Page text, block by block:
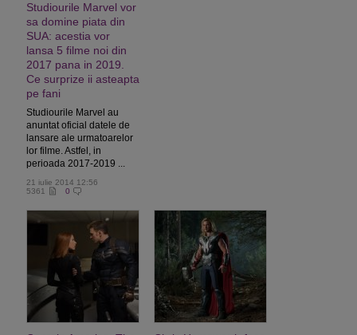
Studiourile Marvel vor
sa domine piata din
SUA: acestia vor
lansa 5 filme noi din
2017 pana in 2019.
Ce surprize ii asteapta
pe fani
Studiourile Marvel au
anuntat oficial datele de
lansare ale urmatoarelor
lor filme. Astfel, in
perioada 2017-2019 ...
21 iulie 2014 12:56
5361
0